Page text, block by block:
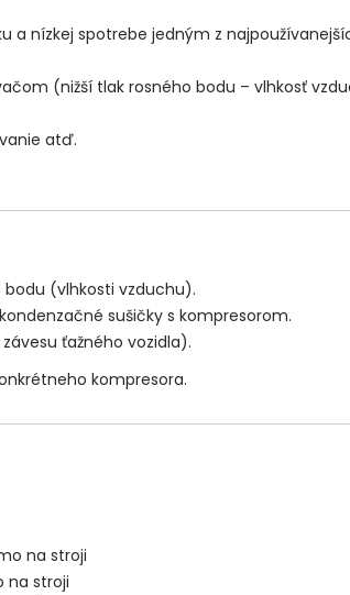
nízkej spotrebe jedným z
(nižší tlak rosného bodu – vlhkosť
atď.
(vlhkosti vzduchu).
sušičky s kompresorom.
ťažného vozidla).
kompresora.
na stroji
na stroji